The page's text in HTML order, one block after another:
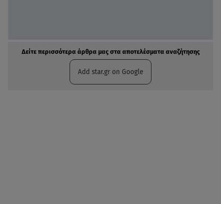
Δείτε περισσότερα άρθρα μας στα αποτελέσματα αναζήτησης
Add star.gr on Google